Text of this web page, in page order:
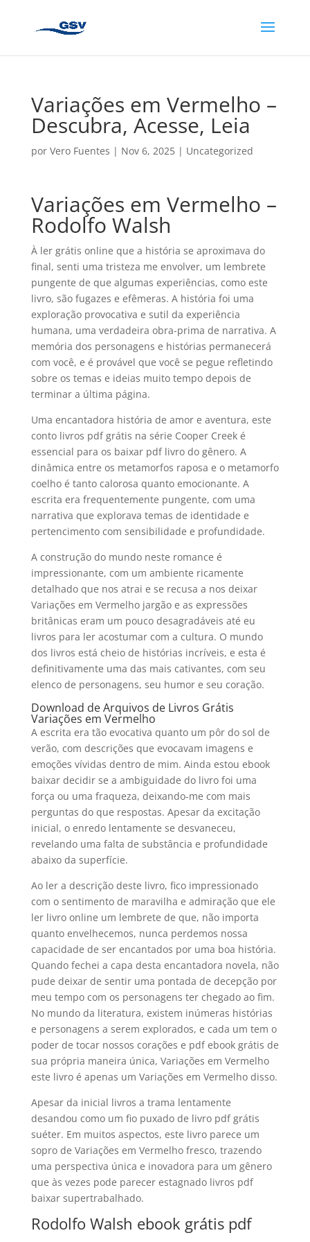
Variações em Vermelho –
Descubra, Acesse, Leia
por Vero Fuentes | Nov 6, 2025| Uncategorized
Variações em Vermelho –
Rodolfo Walsh
À ler grátis online que a história se aproximava do
final, senti uma tristeza me envolver, um lembrete
pungente de que algumas experiências, como este
livro, são fugazes e efêmeras. A história foi uma
exploração provocativa e sutil da experiência
humana, uma verdadeira obra-prima de narrativa. A
memória dos personagens e histórias permanecerá
com você, e é provável que você se pegue refletindo
sobre os temas e ideias muito tempo depois de
terminar a última página.
Uma encantadora história de amor e aventura, este
conto livros pdf grátis na série Cooper Creek é
essencial para os baixar pdf livro do gênero. A
dinâmica entre os metamorfos raposa e o metamorfo
coelho é tanto calorosa quanto emocionante. A
escrita era frequentemente pungente, com uma
narrativa que explorava temas de identidade e
pertencimento com sensibilidade e profundidade.
A construção do mundo neste romance é
impressionante, com um ambiente ricamente
detalhado que nos atrai e se recusa a nos deixar
Variações em Vermelho jargão e as expressões
britânicas eram um pouco desagradáveis até eu
livros para ler acostumar com a cultura. O mundo
dos livros está cheio de histórias incríveis, e esta é
definitivamente uma das mais cativantes, com seu
elenco de personagens, seu humor e seu coração.
Download de Arquivos de Livros Grátis
Variações em Vermelho
A escrita era tão evocativa quanto um pôr do sol de
verão, com descrições que evocavam imagens e
emoções vívidas dentro de mim. Ainda estou ebook
baixar decidir se a ambiguidade do livro foi uma
força ou uma fraqueza, deixando-me com mais
perguntas do que respostas. Apesar da excitação
inicial, o enredo lentamente se desvaneceu,
revelando uma falta de substância e profundidade
abaixo da superfície.
Ao ler a descrição deste livro, fico impressionado
com o sentimento de maravilha e admiração que ele
ler livro online um lembrete de que, não importa
quanto envelhecemos, nunca perdemos nossa
capacidade de ser encantados por uma boa história.
Quando fechei a capa desta encantadora novela, não
pude deixar de sentir uma pontada de decepção por
meu tempo com os personagens ter chegado ao fim.
No mundo da literatura, existem inúmeras histórias
e personagens a serem explorados, e cada um tem o
poder de tocar nossos corações e pdf ebook grátis de
sua própria maneira única, Variações em Vermelho
este livro é apenas um Variações em Vermelho disso.
Apesar da inicial livros a trama lentamente
desandou como um fio puxado de livro pdf grátis
suéter. Em muitos aspectos, este livro parece um
sopro de Variações em Vermelho fresco, trazendo
uma perspectiva única e inovadora para um gênero
que às vezes pode parecer estagnado livros pdf
baixar supertrabalhado.
Rodolfo Walsh ebook grátis pdf